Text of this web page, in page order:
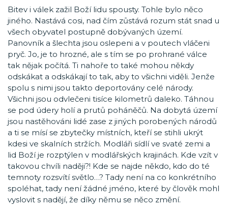
Bitev i válek zažil Boží lidu spousty. Tohle bylo něco
jiného. Nastává cosi, nad čím zůstává rozum stát snad u
všech obyvatel postupně dobývaných území.
Panovník a šlechta jsou oslepeni a v poutech vláčeni
pryč. Jo, je to hrozné, ale s tím se po prohrané válce
tak nějak počítá. Ti nahoře to také mohou někdy
odskákat a odskákají to tak, aby to všichni viděli. Jenže
spolu s nimi jsou takto deportovány celé národy.
Všichni jsou odvlečeni tisíce kilometrů daleko. Táhnou
se pod údery holí a prutů poháněčů. Na dobytá území
jsou nastěhováni lidé zase z jiných porobených národů
a ti se mísí se zbytečky místních, kteří se stihli ukrýt
kdesi ve skalních stržích. Modláři sídlí ve svaté zemi a
lid Boží je rozptýlen v modlářských krajinách. Kde vzít v
takovou chvíli naději?! Kde se najde někdo, kdo do té
temnoty rozsvítí světlo…? Tady není na co konkrétního
spoléhat, tady není žádné jméno, které by člověk mohl
vyslovit s nadějí, že díky němu se něco změní.